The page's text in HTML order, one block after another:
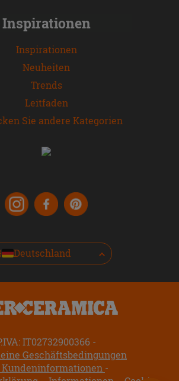
Inspirationen
Inspirationen
Neuheiten
Trends
Leitfaden
Sie andere Kategorien
Deutschland
IT02732900366
Geschäftsbedingungen